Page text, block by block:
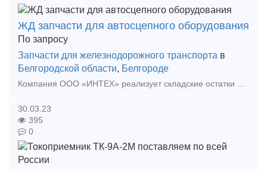
ЖД запчасти для автосцепного оборудования
По запросу
Запчасти для железнодорожного транспорта в
Белгородской области, Белгороде
Компания ООО «ИНТЕХ» реализует складские остатки автосцепного оборудования: Наименование ед. изм. Кол-во Цены в руб. без НДС Автосцепка 106.01.00-0сб шт 2 35 362,50 Аппарат пог
30.03.23
395
0